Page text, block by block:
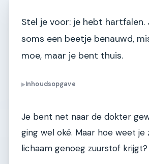
Stel je voor: je hebt hartfalen.
soms een beetje benauwd,
moe, maar je bent thuis.
▶Inhoudsopgave
Je bent net naar de dokter
ging wel oké. Maar hoe weet
lichaam genoeg zuurstof krijgt?